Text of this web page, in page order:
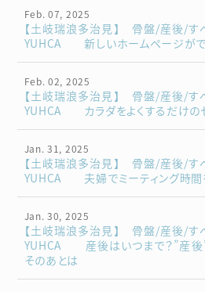
Feb. 07, 2025
【土岐瑞浪多治見】 骨盤/産後/
YUHCA 新しいホームページがで
Feb. 02, 2025
【土岐瑞浪多治見】 骨盤/産後/
YUHCA カラダをよくするだけのセ
Jan. 31, 2025
【土岐瑞浪多治見】 骨盤/産後/
YUHCA 夫婦でミーティング時間
Jan. 30, 2025
【土岐瑞浪多治見】 骨盤/産後/
YUHCA 産後はいつまで？”産後”
そのあとは